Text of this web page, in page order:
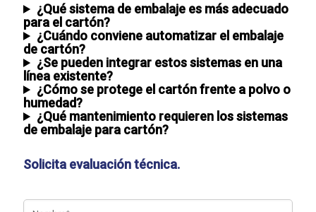
¿Qué sistema de embalaje es más adecuado
para el cartón?
¿Cuándo conviene automatizar el embalaje
de cartón?
¿Se pueden integrar estos sistemas en una
línea existente?
¿Cómo se protege el cartón frente a polvo o
humedad?
¿Qué mantenimiento requieren los sistemas
de embalaje para cartón?
Solicita evaluación técnica.